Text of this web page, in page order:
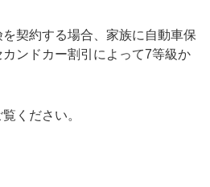
契約する場合、家族に自動車保
ンドカー割引によって7等級か
ください。